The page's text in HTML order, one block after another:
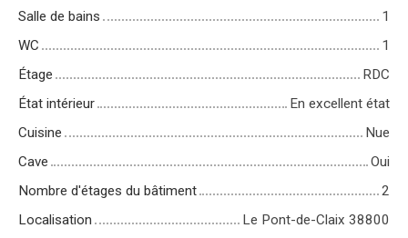
Salle de bains
1
WC
1
Étage
RDC
État intérieur
En excellent état
Cuisine
Nue
Cave
Oui
Nombre d'étages du bâtiment
2
Localisation
Le Pont-de-Claix 38800